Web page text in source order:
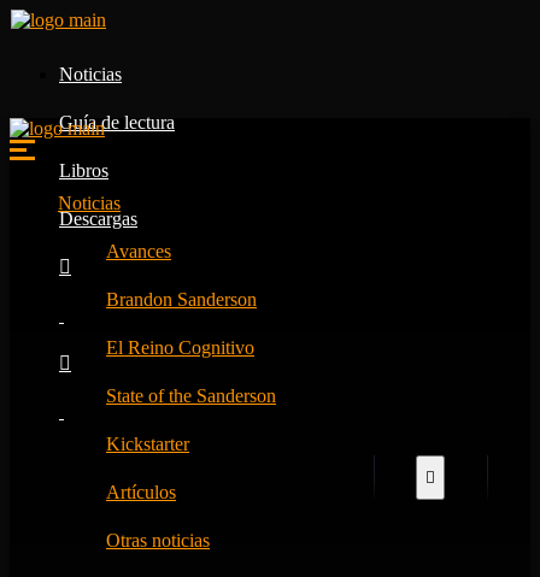
Noticias
Guía de lectura
Libros
Descargas
Noticias
Avances
Brandon Sanderson
El Reino Cognitivo
State of the Sanderson
Kickstarter
Artículos
Otras noticias